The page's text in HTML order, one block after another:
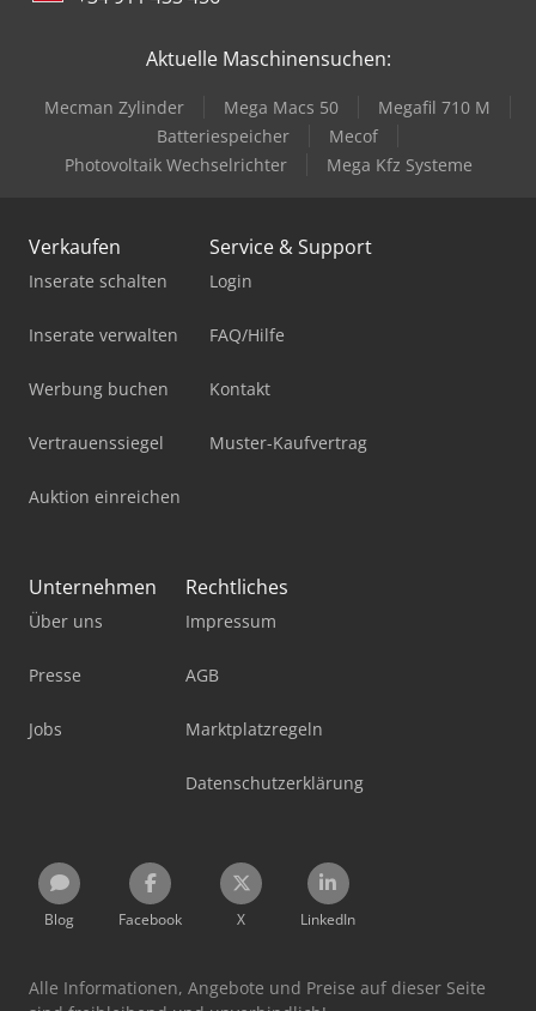
Aktuelle Maschinensuchen:
Mecman Zylinder Mega Macs 50
Megafil 710 M
Batteriespeicher
Mecof
Photovoltaik Wechselrichter
Mega Kfz Systeme
Verkaufen
Inserate schalten
Inserate verwalten
Werbung buchen
Vertrauenssiegel
Auktion einreichen
Service & Support
Login
FAQ/Hilfe
Kontakt
Muster-Kaufvertrag
Unternehmen
Über uns
Presse
Jobs
Rechtliches
Impressum
AGB
Marktplatzregeln
Datenschutzerklärung
Blog Facebook X LinkedIn
Alle Informationen, Angebote und Preise auf dieser Seite